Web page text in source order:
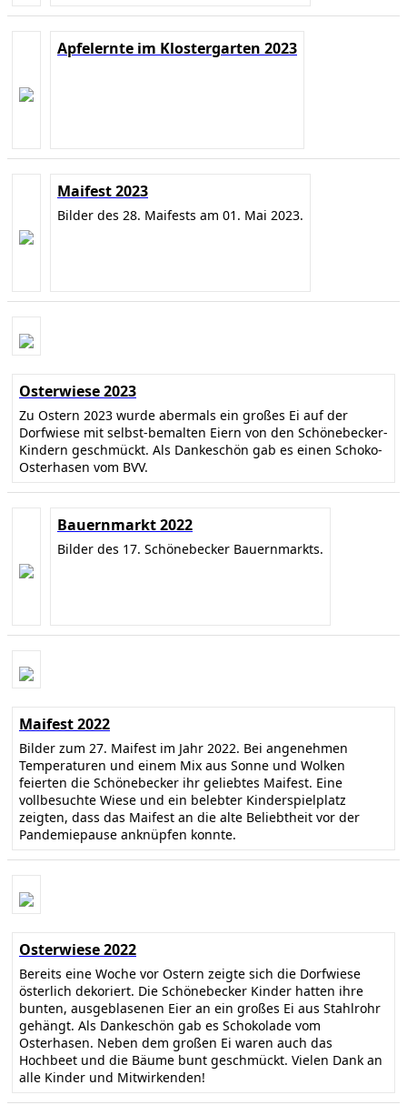
Apfelernte im Klostergarten 2023
Maifest 2023
Bilder des 28. Maifests am 01. Mai 2023.
Osterwiese 2023
Zu Ostern 2023 wurde abermals ein großes Ei auf der
Dorfwiese mit selbst-bemalten Eiern von den Schönebecker-
Kindern geschmückt. Als Dankeschön gab es einen Schoko-
Osterhasen vom BVV.
Bauernmarkt 2022
Bilder des 17. Schönebecker Bauernmarkts.
Maifest 2022
Bilder zum 27. Maifest im Jahr 2022. Bei angenehmen
Temperaturen und einem Mix aus Sonne und Wolken
feierten die Schönebecker ihr geliebtes Maifest. Eine
vollbesuchte Wiese und ein belebter Kinderspielplatz
zeigten, dass das Maifest an die alte Beliebtheit vor der
Pandemiepause anknüpfen konnte.
Osterwiese 2022
Bereits eine Woche vor Ostern zeigte sich die Dorfwiese
österlich dekoriert. Die Schönebecker Kinder hatten ihre
bunten, ausgeblasenen Eier an ein großes Ei aus Stahlrohr
gehängt. Als Dankeschön gab es Schokolade vom
Osterhasen. Neben dem großen Ei waren auch das
Hochbeet und die Bäume bunt geschmückt. Vielen Dank an
alle Kinder und Mitwirkenden!